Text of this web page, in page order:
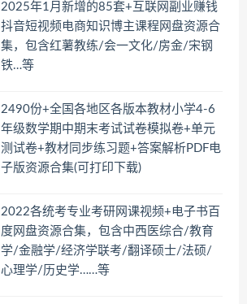
2025年1月新增的85套+互联网副业赚钱
抖音短视频电商知识博主课程网盘资源合
集，包含红薯教练/会一文化/房金/宋钢
铁…等
2490份+全国各地区各版本教材小学4-6
年级数学期中期末考试试卷模拟卷+单元
测试卷+教材同步练习题+答案解析PDF电
子版资源合集(可打印下载)
2022各统考专业考研网课视频+电子书百
度网盘资源合集，包含中西医综合/教育
学/金融学/经济学联考/翻译硕士/法硕/
心理学/历史学……等